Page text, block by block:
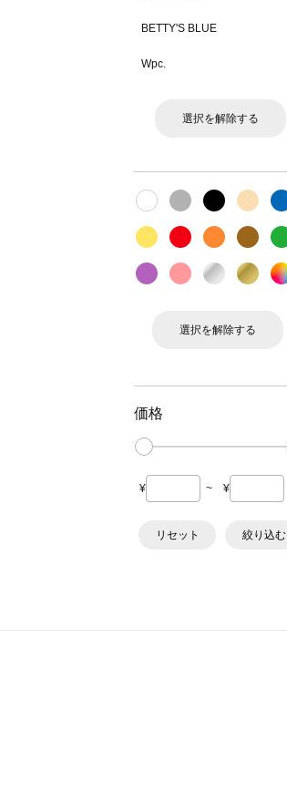
BETTY'S BLUE
Wpc.
選択を解除する
選択を解除する
価格
¥ ~ ¥
リセット 絞り込む